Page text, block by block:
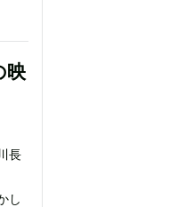
映
長
し